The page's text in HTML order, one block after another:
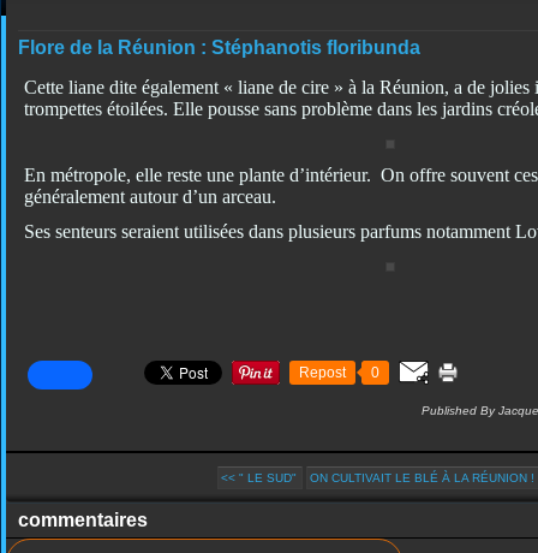
Flore de la Réunion : Stéphanotis floribunda
Cette liane dite également « liane de cire » à la Réunion, a de jolies
trompettes étoilées. Elle pousse sans problème dans les jardins
En métropole, elle reste une plante d’intérieur. On offre souvent
généralement autour d’un arceau.
Ses senteurs seraient utilisées dans plusieurs parfums notamment
Repost 0
Published By
<< " LE SUD" ON CULTIVAIT LE BLÉ À LA RÉUNION !
commentaires